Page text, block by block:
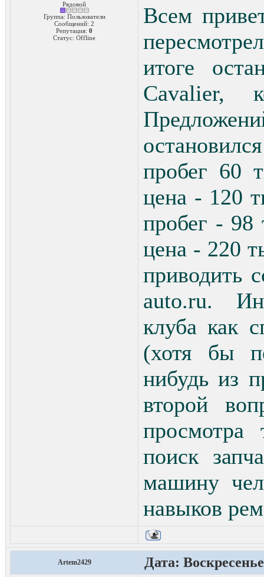
Рядовой
Группа: Пользователи
Сообщений: 2
Репутация: 0
Статус: Offline
Всем
итоге
Cavalier,
пробег 60
цена - 120
пробег - 98
цена - 220
приводить
auto.ru.
клуба как
(хотя бы
нибудь из
второй
поиск
машину
навыков
Artem2429 Дата: